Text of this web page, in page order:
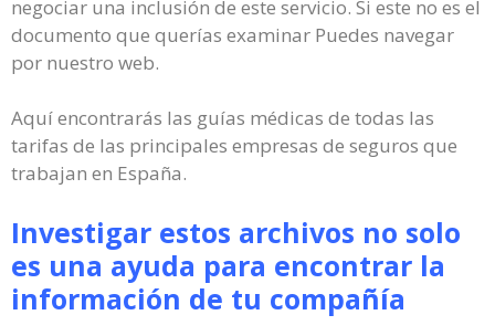
negociar una inclusión de este servicio. Si este no es el
documento que querías examinar Puedes navegar
por nuestro web.
Aquí encontrarás las guías médicas de todas las
tarifas de las principales empresas de seguros que
trabajan en España.
Investigar estos archivos no solo
es una ayuda para encontrar la
información de tu compañía